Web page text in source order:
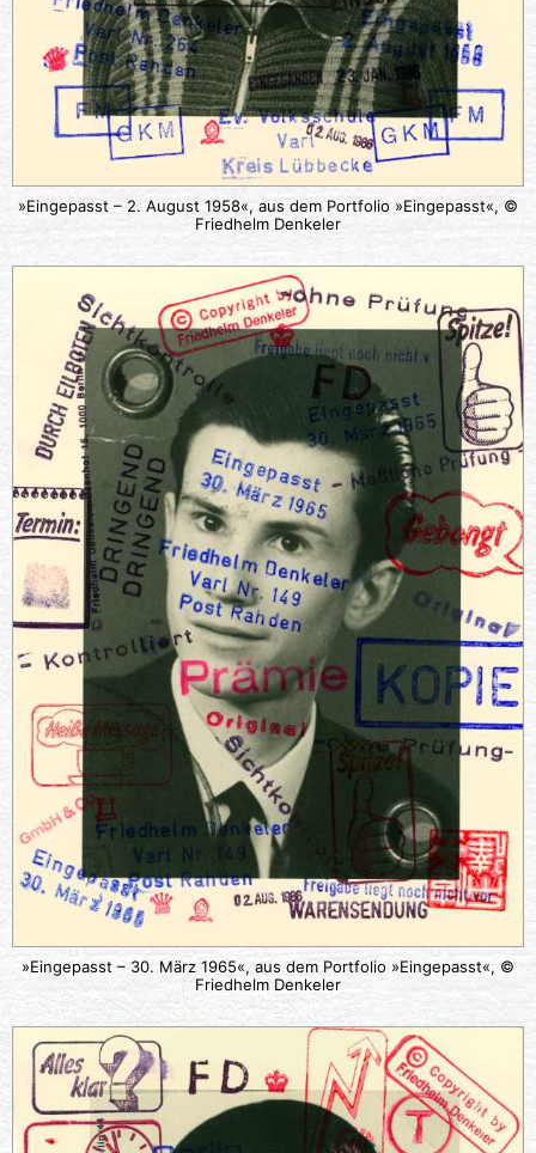
»Eingepasst – 2. August 1958«, aus dem Portfolio »Eingepasst«, ©
Friedhelm Denkeler
»Eingepasst – 30. März 1965«, aus dem Portfolio »Eingepasst«, ©
Friedhelm Denkeler